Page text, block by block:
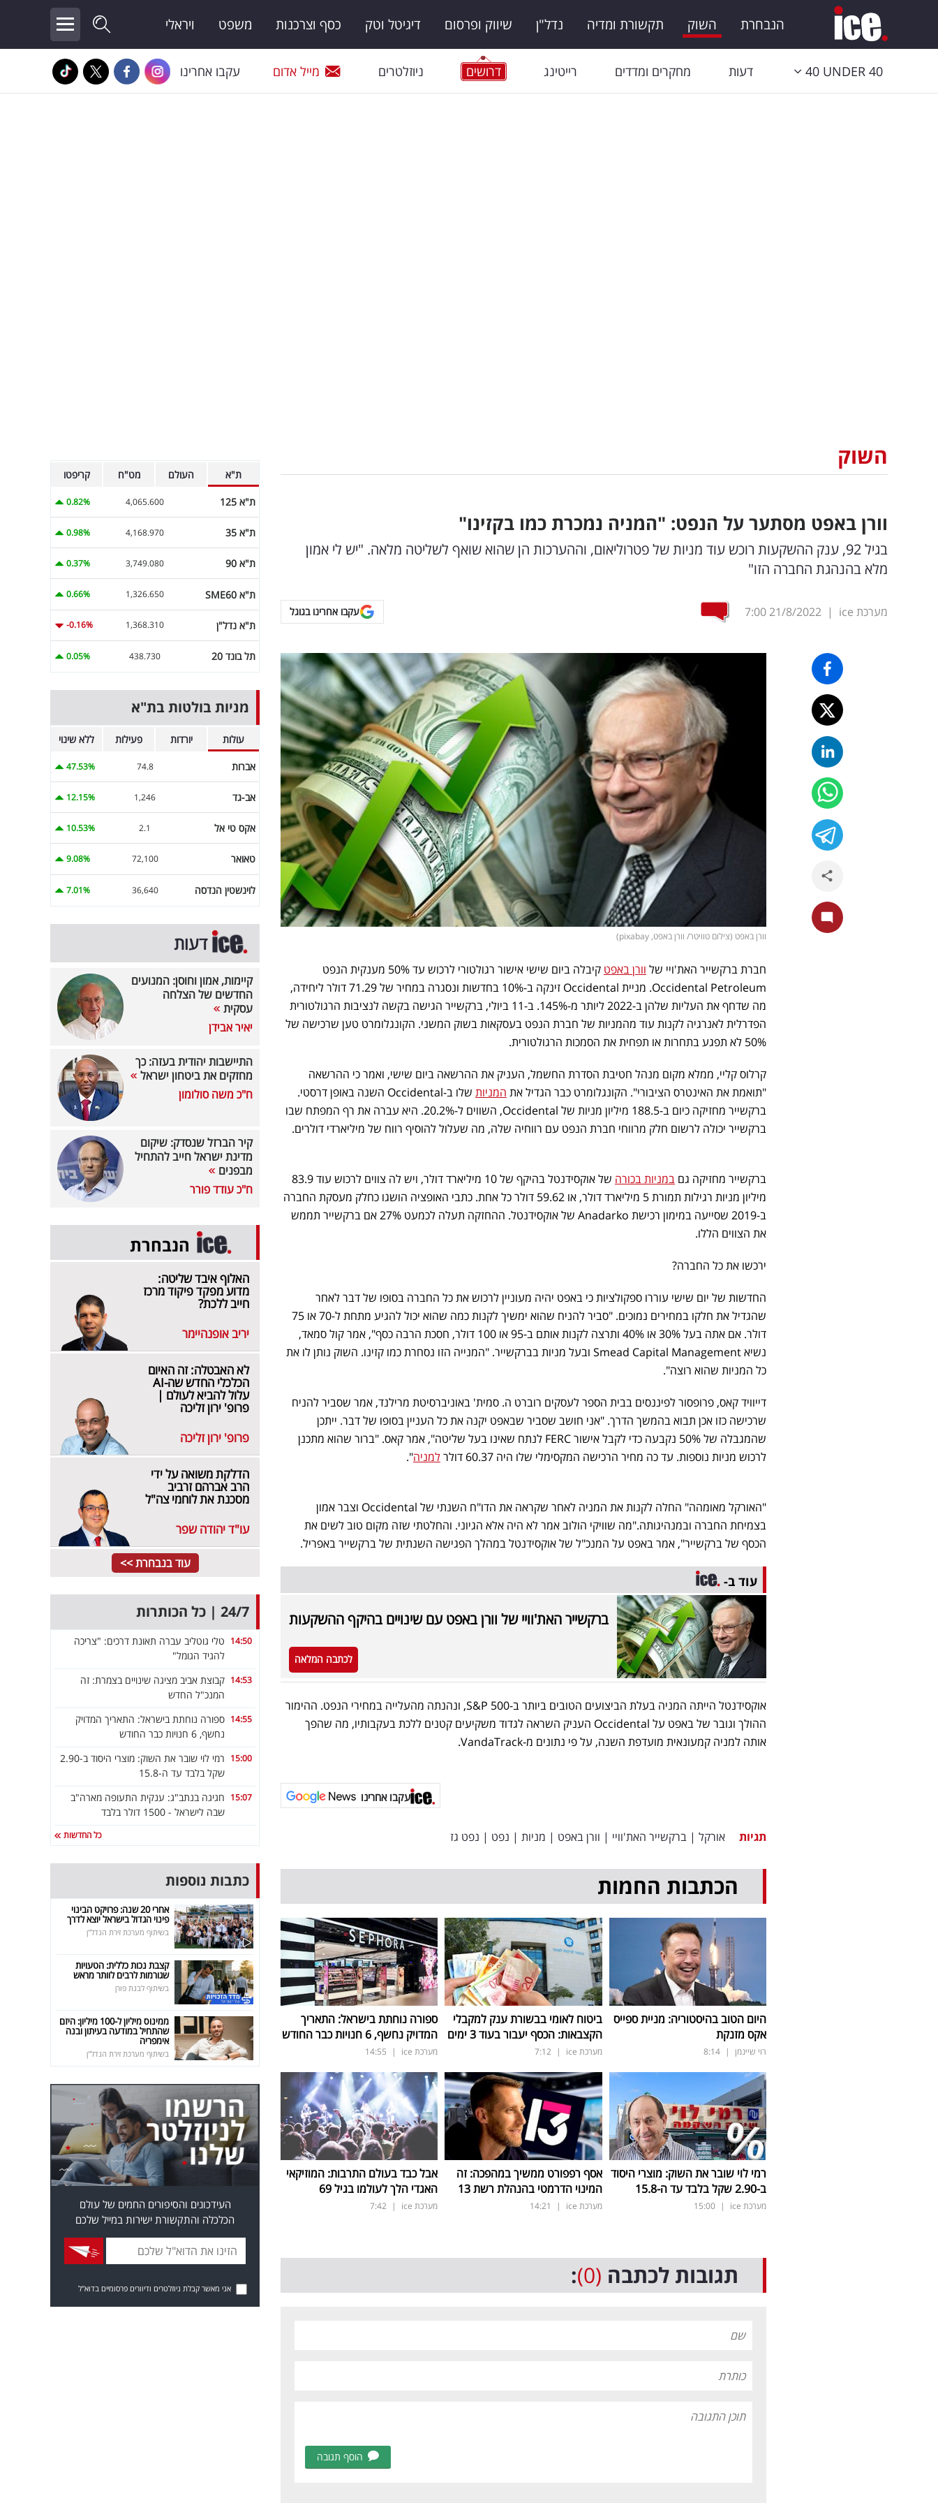
הנבחרת השוק תקשורת ומדיה נדל"ן שיווק ופרסום דיגיטל וטק כסף וצרכנות משפט ויראלי
40 UNDER 40 דעות מחקרים ומדדים רייטינג דרושים ניוזלטרים מייל אדום עקבו אחרינו
השוק
וורן באפט מסתער על הנפט: "המניה נמכרת כמו בקזינו"
בגיל 92, ענק ההשקעות רוכש עוד מניות של פטרוליאום, וההערכות הן שהוא שואף לשליטה מלאה. "יש לי אמון
מלא בהנהגת החברה הזו"
מערכת ice |
21/8/2022
7:00 עקבו אחרינו בגוגל
וורן באפט (צילום טוויטר/ וורן באפט, pixabay)
חברת ברקשייר האת'ויי של וורן באפט
קיבלה ביום שישי אישור רגולטורי לרכוש עד 50% מענקית הנפט
Occidental Petroleum. מניית Occidental זינקה ב-10% בחדשות ונסגרה במחיר של 71.29 דולר ליחידה,
מה שדחף את העליות שלהן ב-2022 ליותר מ-145%. ב-11 ביולי, ברקשייר הגישה בקשה לנציבות הרגולטורית
הפדרלית לאנרגיה לקנות עוד מהמניות של חברת הנפט בעסקאות בשוק המשני. הקונגלומרט טען שרכישה של
50% לא תפגע בתחרות או תפחית את הסמכות הרגולטורית.
קרלוס קליי, ממלא מקום מנהל חטיבת הסדרת החשמל, העניק את ההרשאה ביום שישי, ואמר כי ההרשאה
"תואמת את האינטרס הציבורי". הקונגלומרט כבר הגדיל את המניות
שלו ב-Occidental השנה באופן דרסטי.
ברקשייר מחזיקה כיום ב-188.5 מיליון מניות של Occidental, השווים ל-20.2%. היא עברה את רף המפתח שבו
ברקשייר יכולה לרשום חלק מרווחי חברת הנפט עם רווחיה שלה, מה שעלול להוסיף רווח של מיליארדי דולרים.
ברקשייר מחזיקה גם במניות בכורה
של אוקסידנטל בהיקף של 10 מיליארד דולר, ויש לה צווים לרכוש עוד 83.9
מיליון מניות רגילות תמורת 5 מיליארד דולר, או 59.62 דולר כל אחת. כתבי האופציה הושגו כחלק מעסקת החברה
ב-2019 שסייעה במימון רכישת Anadarko של אוקסידנטל. ההחזקה תעלה לכמעט 27% אם ברקשייר תממש
את הצווים הללו.
ירכשו את כל החברה?
החדשות של יום שישי עוררו ספקולציות כי באפט יהיה מעוניין לרכוש את כל החברה בסופו של דבר לאחר
שהגדיל את חלקו במחירים נמוכים. "סביר להניח שהוא ימשיך לקנות כמה שהוא יכול להגיע מתחת ל-70 או 75
דולר. אם אתה בעל 30% או 40% ותרצה לקנות אותם ב-95 או 100 דולר, חסכת הרבה כסף", אמר קול סמאד,
נשיא Smead Capital Management ובעל מניות בברקשייר. "המנייה הזו נסחרת כמו קזינו. השוק נותן לו את
כל המניות שהוא רוצה".
דייוויד קאס, פרופסור לפיננסים בבית הספר לעסקים רוברט ה. סמית' באוניברסיטת מרילנד, אמר שסביר להניח
שרכישה כזו אכן תבוא בהמשך הדרך. "אני חושב שסביר שבאפט יקנה את כל העניין בסופו של דבר. ייתכן
שהמגבלה של 50% נקבעה כדי לקבל אישור FERC לנתח שאינו בעל שליטה", אמר קאס. "ברור שהוא מתכנן
לרכוש מניות נוספות. עד כה מחיר הרכישה המקסימלי שלו היה 60.37 דולר
למניה".
"האורקל מאומהה" החלה לקנות את המניה לאחר שקראה את הדו"ח השנתי של Occidental וצבר אמון
בצמיחת החברה ובמנהיגותה."מה שוויקי הולוב אמר לא היה אלא הגיוני. והחלטתי שזה מקום טוב לשים את
הכסף של ברקשייר", אמר באפט על המנכ"ל של אוקסידנטל במהלך הפגישה השנתית של ברקשייר באפריל.
עוד ב-
ברקשייר האת'וויי של וורן באפט עם שינויים בהיקף ההשקעות
לכתבה המלאה
אוקסידנטל הייתה המניה בעלת הביצועים הטובים ביותר ב-S&P 500, ונהנתה מהעלייה במחירי הנפט. ההימור
ההולך וגובר של באפט על Occidental העניק השראה לגדוד משקיעים קטנים ללכת בעקבותיו, מה שהפך
אותה למניה קמעונאית מועדפת השנה, על פי נתונים מ-VandaTrack.
עקבו אחרינו
תגיות אורקל | ברקשייר האת'וויי | וורן באפט | מניות | נפט | נפט גז
הכתבות החמות
היום הטוב בהיסטוריה: מניית ספייס
אקס מזנקת
רוי שיינמן |
8:14
ביטוח לאומי בבשורת ענק למקבלי
הקצבאות: הכסף יעבור בעוד 3 ימים
מערכת ice |
7:12
ספורה נוחתת בישראל: התאריך
המדויק נחשף, 6 חנויות כבר החודש
מערכת ice |
14:55
רמי לוי שובר את השוק: מוצרי היסוד
ב-2.90 שקל בלבד עד ה-15.8
מערכת ice |
15:00
אסף רפפורט ממשיך במהפכה: זה
המינוי הדרמטי בהנהלת רשת 13
מערכת ice |
14:21
אבל כבד בעולם התרבות: המוזיקאי
האגדי הלך לעולמו בגיל 69
מערכת ice |
7:42
תגובות לכתבה (0)
:
הוסף תגובה
ת"א העולם מט"ח קריפטו
ת"א 125 4,065.600
0.82%
ת"א 35 4,168.970
0.98%
ת"א 90 3,749.080
0.37%
ת"א SME60 1,326.650
0.66%
ת"א נדל"ן 1,368.310
-0.16%
תל בונד 20 438.730
0.05%
מניות בולטות בת"א
עולות יורדות פעילות ללא שינוי
אברות 74.8
47.53%
אב-גד 1,246
12.15%
אקס טי אל 2.1
10.53%
טאואר 72,100
9.08%
לוינשטין הנדסה 36,640
7.01%
דעות
קיימות, אמון וחוסן: המנועים
החדשים של הצלחה
עסקית
יאיר אבידן
התיישבות יהודית בעזה: כך
מחזקים את ביטחון ישראל
ח"כ משה סולומון
קיר הברזל שנסדק: שיקום
מדינת ישראל חייב להתחיל
מבפנים
ח"כ עודד פורר
הנבחרת
האלוף איבד שליטה:
מדוע מפקד פיקוד מרכז
חייב ללכת?
יריב אופנהיימר
לא האבטלה: זה האיום
הכלכלי החדש שה-AI
עלול להביא לעולם |
פרופ' ירון זליכה
פרופ' ירון זליכה
הדלקת משואה על ידי
הרב אברהם זרביב
מסכנת את לוחמי צה"ל
עו"ד יהודה שפר
עוד בנבחרת >>
24/7 | כל הכותרות
14:50 טלי גוטליב עברה תאונת דרכים: "צריכה
להגיד הגומל"
14:53 קבוצת אביב מציגה שינויים בצמרת: זה
המנכ"ל החדש
14:55 ספורה נוחתת בישראל: התאריך המדויק
נחשף, 6 חנויות כבר החודש
15:00
רמי לוי שובר את השוק: מוצרי היסוד ב-2.90
שקל בלבד עד ה-15.8
15:07 חגיגה בנתב"ג: ענקית התעופה מארה"ב
שבה לישראל - 1500 דולר בלבד
כל החדשות
כתבות נוספות
אחרי 20 שנה: פרויקט הבינוי
פינוי הגדול בישראל יוצא לדרך
בשיתוף מערכת זירת הנדל"ן
קצבת נכות כללית: הטעויות
שגורמות לרבים לוותר מראש
בשיתוף לבנת פורן
ממינוס מיליון ל-100 מיליון: היזם
שהתחיל במודעה בעיתון ובנה
אימפריה
בשיתוף מערכת זירת הנדל"ן
העידכונים והסיפורים החמים של עולם
הכלכלה והתקשורת ישירות במייל שלכם
אני מאשר קבלת ניוזלטרים ודיוורים פרסומיים בדוא"ל